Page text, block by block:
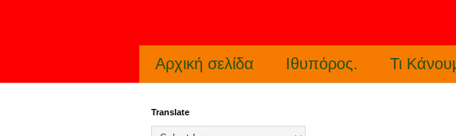
Αρχική σελίδα Ιθυπόρος. Τι
Translate